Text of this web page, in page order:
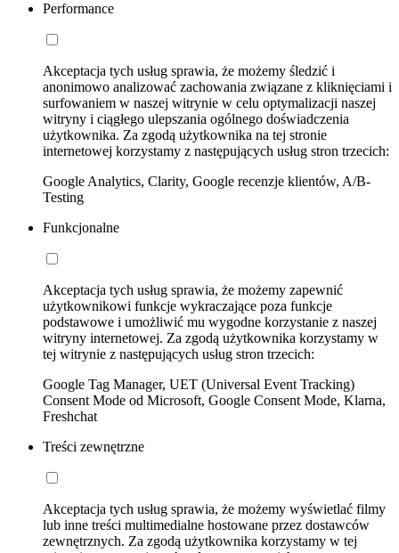
Performance
Akceptacja tych usług sprawia, że możemy śledzić i
anonimowo analizować zachowania związane z kliknięciami i
surfowaniem w naszej witrynie w celu optymalizacji naszej
witryny i ciągłego ulepszania ogólnego doświadczenia
użytkownika. Za zgodą użytkownika na tej stronie
internetowej korzystamy z następujących usług stron trzecich:
Google Analytics, Clarity, Google recenzje klientów, A/B-
Testing
Funkcjonalne
Akceptacja tych usług sprawia, że możemy zapewnić
użytkownikowi funkcje wykraczające poza funkcje
podstawowe i umożliwić mu wygodne korzystanie z naszej
witryny internetowej. Za zgodą użytkownika korzystamy w
tej witrynie z następujących usług stron trzecich:
Google Tag Manager, UET (Universal Event Tracking)
Consent Mode od Microsoft, Google Consent Mode, Klarna,
Freshchat
Treści zewnętrzne
Akceptacja tych usług sprawia, że możemy wyświetlać filmy
lub inne treści multimedialne hostowane przez dostawców
zewnętrznych. Za zgodą użytkownika korzystamy w tej